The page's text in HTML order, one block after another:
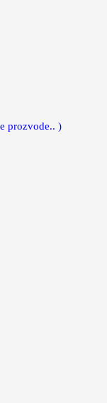
prozvode.. )